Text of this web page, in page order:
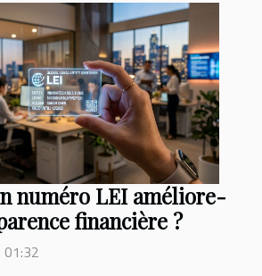
numéro LEI améliore-
financière ?
01:32